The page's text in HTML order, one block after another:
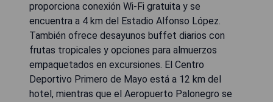
proporciona conexión Wi-Fi gratuita y se
encuentra a 4 km del Estadio Alfonso López.
También ofrece desayunos buffet diarios con
frutas tropicales y opciones para almuerzos
empaquetados en excursiones. El Centro
Deportivo Primero de Mayo está a 12 km del
hotel, mientras que el Aeropuerto Palonegro se